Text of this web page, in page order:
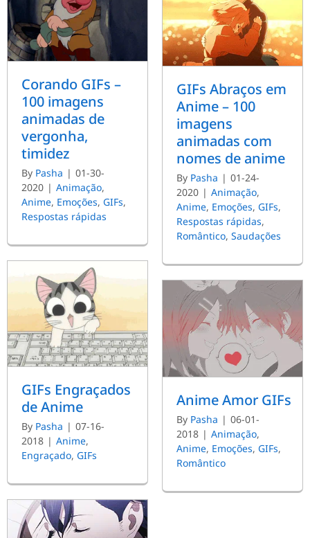
Corando GIFs –
100 imagens
animadas de
vergonha,
timidez
By Pasha | 01-30-
2020 | Animação,
Anime, Emoções, GIFs,
Respostas rápidas
GIFs Abraços em
Anime – 100
imagens
animadas com
nomes de anime
By Pasha | 01-24-
2020 | Animação,
Anime, Emoções, GIFs,
Respostas rápidas,
Romântico, Saudações
GIFs Engraçados
de Anime
By Pasha | 07-16-
2018 | Anime,
Engraçado, GIFs
Anime Amor GIFs
By Pasha | 06-01-
2018 | Animação,
Anime, Emoções, GIFs,
Romântico